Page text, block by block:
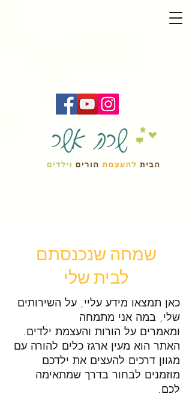
שמחה שנכנסתם
לבית שלי
כאן תמצאו מידע עליי, על השירותים
שלי, במה אני מתמחה
ומאמרים על הורות והעצמת ילדים.
האתר הוא מעין ארגז כלים להורה עם
מגוון דרכים להעצים את ילדכם
מוזמנים לבחור בדרך שמתאימה
לכם.